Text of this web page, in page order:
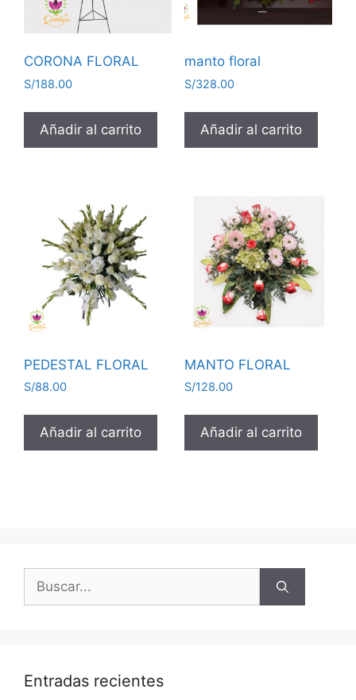
CORONA FLORAL
S/188.00
Añadir al carrito
manto floral
S/328.00
Añadir al carrito
PEDESTAL FLORAL
S/88.00
Añadir al carrito
MANTO FLORAL
S/128.00
Añadir al carrito
Entradas recientes